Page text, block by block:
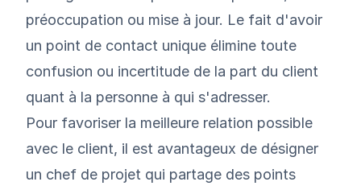
préoccupation ou mise à jour. Le fait d'avoir
un point de contact unique élimine toute
confusion ou incertitude de la part du client
quant à la personne à qui s'adresser.
Pour favoriser la meilleure relation possible
avec le client, il est avantageux de désigner
un chef de projet qui partage des points